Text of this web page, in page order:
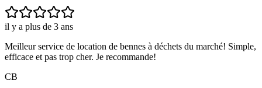
il y a plus de 3 ans
Meilleur service de location de bennes à déchets du marché! Simple,
efficace et pas trop cher. Je recommande!
CB